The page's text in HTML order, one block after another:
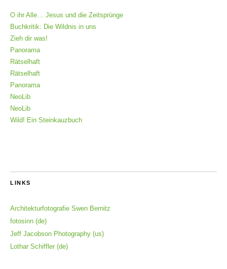
O ihr Alle… Jesus und die Zeitsprünge
Buchkritik: Die Wildnis in uns
Zieh dir was!
Panorama
Rätselhaft
Rätselhaft
Panorama
NeoLib
NeoLib
Wild! Ein Steinkauzbuch
LINKS
Architekturfotografie Swen Bernitz
fotosinn (de)
Jeff Jacobson Photography (us)
Lothar Schiffler (de)